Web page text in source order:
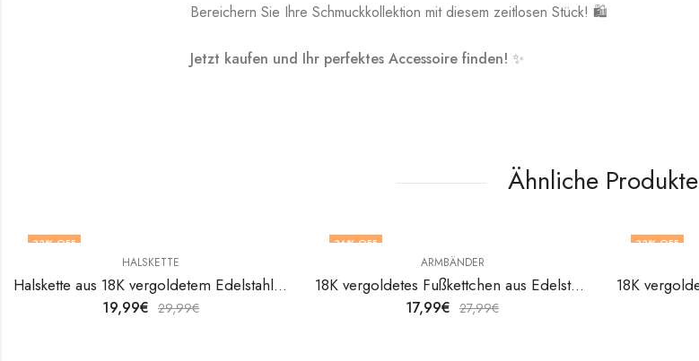
Bereichern Sie Ihre Schmuckkollektion mit diesem zeitlosen Stück! 🛍️
Jetzt kaufen und Ihr perfektes Accessoire finden! ✨
Ähnliche Produkte
33% OFF
HALSKETTE
Halskette aus 18K vergoldetem Edelstahl von V&F Jewelers
19,99€ 29,99€
36% OFF
ARMBÄNDER
18K vergoldetes Fußkettchen aus Edelstahl von V&F Jewelers
17,99€ 27,99€
33% OFF